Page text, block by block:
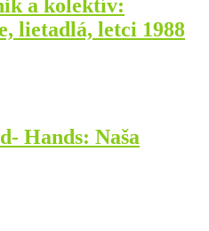
a kolektív:
lietadlá, letci 1988
Hands: Naša